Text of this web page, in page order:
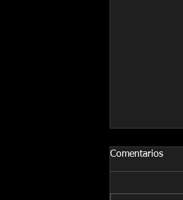
Comentarios